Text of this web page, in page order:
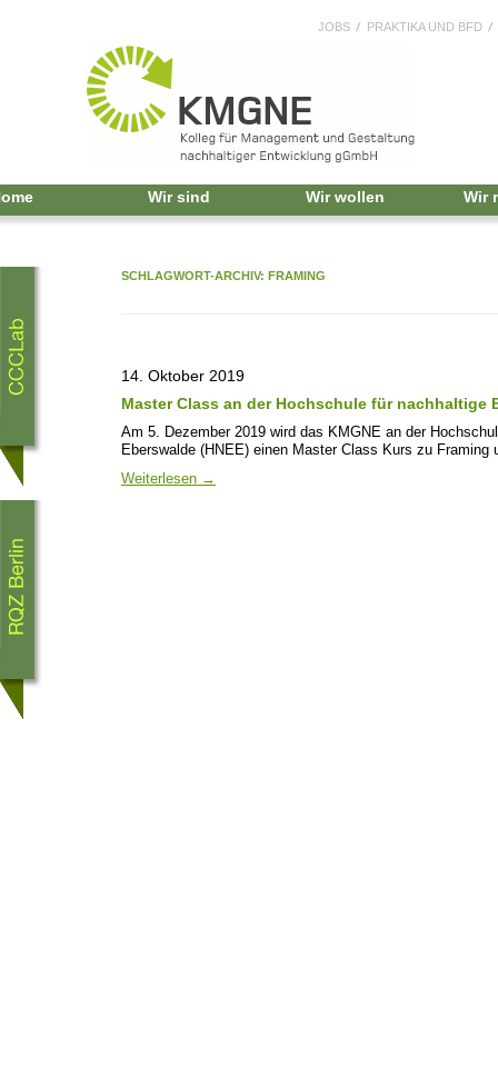
JOBS PRAKTIKA UND BFD
Wir sind Wir wollen Wir
SCHLAGWORT-ARCHIV: FRAMING
14. Oktober 2019
Master Class an der Hochschule für nachhaltige
Am 5. Dezember 2019 wird das KMGNE an der
Eberswalde (HNEE) einen Master Class Kurs zu Framing
Weiterlesen →